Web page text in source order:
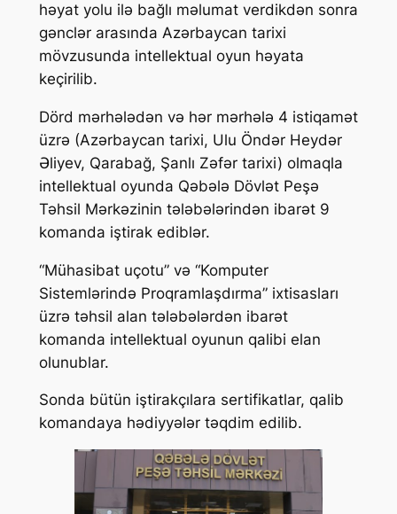
həyat yolu ilə bağlı məlumat verdikdən sonra
gənclər arasında Azərbaycan tarixi
mövzusunda intellektual oyun həyata
keçirilib.
Dörd mərhələdən və hər mərhələ 4 istiqamət
üzrə (Azərbaycan tarixi, Ulu Öndər Heydər
Əliyev, Qarabağ, Şanlı Zəfər tarixi) olmaqla
intellektual oyunda Qəbələ Dövlət Peşə
Təhsil Mərkəzinin tələbələrindən ibarət 9
komanda iştirak ediblər.
“Mühasibat uçotu” və “Komputer
Sistemlərində Proqramlaşdırma” ixtisasları
üzrə təhsil alan tələbələrdən ibarət
komanda intellektual oyunun qalibi elan
olunublar.
Sonda bütün iştirakçılara sertifikatlar, qalib
komandaya hədiyyələr təqdim edilib.